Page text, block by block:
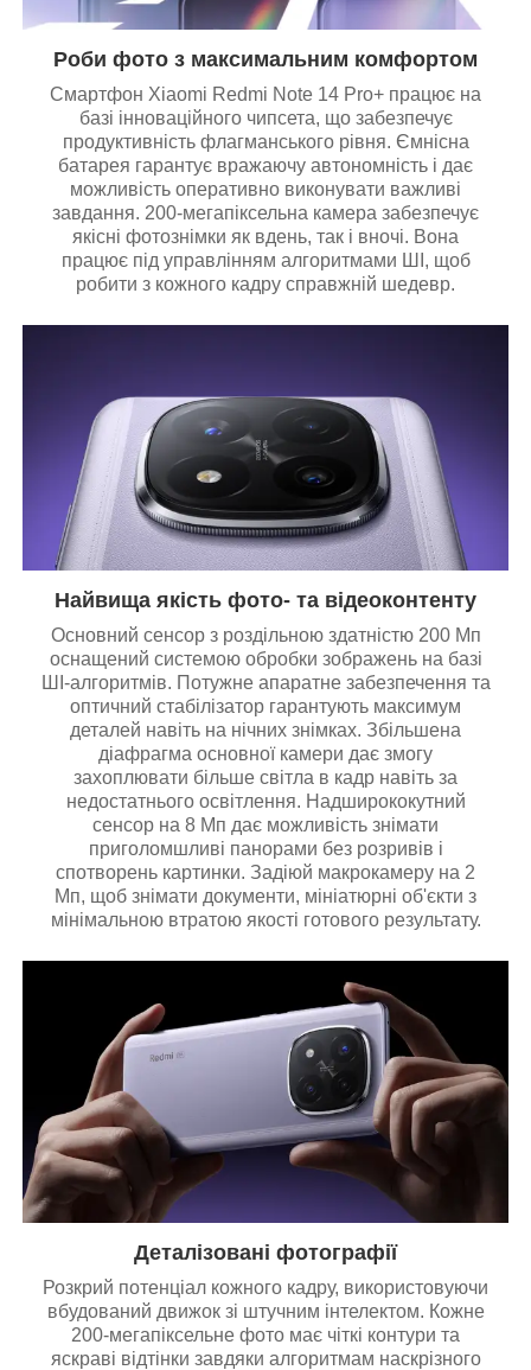
Роби фото з максимальним комфортом
Смартфон Xiaomi Redmi Note 14 Pro+ працює на
базі інноваційного чипсета, що забезпечує
продуктивність флагманського рівня. Ємнісна
батарея гарантує вражаючу автономність і дає
можливість оперативно виконувати важливі
завдання. 200-мегапіксельна камера забезпечує
якісні фотознімки як вдень, так і вночі. Вона
працює під управлінням алгоритмами ШІ, щоб
робити з кожного кадру справжній шедевр.
Найвища якість фото- та відеоконтенту
Основний сенсор з роздільною здатністю 200 Мп
оснащений системою обробки зображень на базі
ШІ-алгоритмів. Потужне апаратне забезпечення та
оптичний стабілізатор гарантують максимум
деталей навіть на нічних знімках. Збільшена
діафрагма основної камери дає змогу
захоплювати більше світла в кадр навіть за
недостатнього освітлення. Надширококутний
сенсор на 8 Мп дає можливість знімати
приголомшливі панорами без розривів і
спотворень картинки. Задіюй макрокамеру на 2
Мп, щоб знімати документи, мініатюрні об'єкти з
мінімальною втратою якості готового результату.
Деталізовані фотографії
Розкрий потенціал кожного кадру, використовуючи
вбудований движок зі штучним інтелектом. Кожне
200-мегапіксельне фото має чіткі контури та
яскраві відтінки завдяки алгоритмам наскрізного